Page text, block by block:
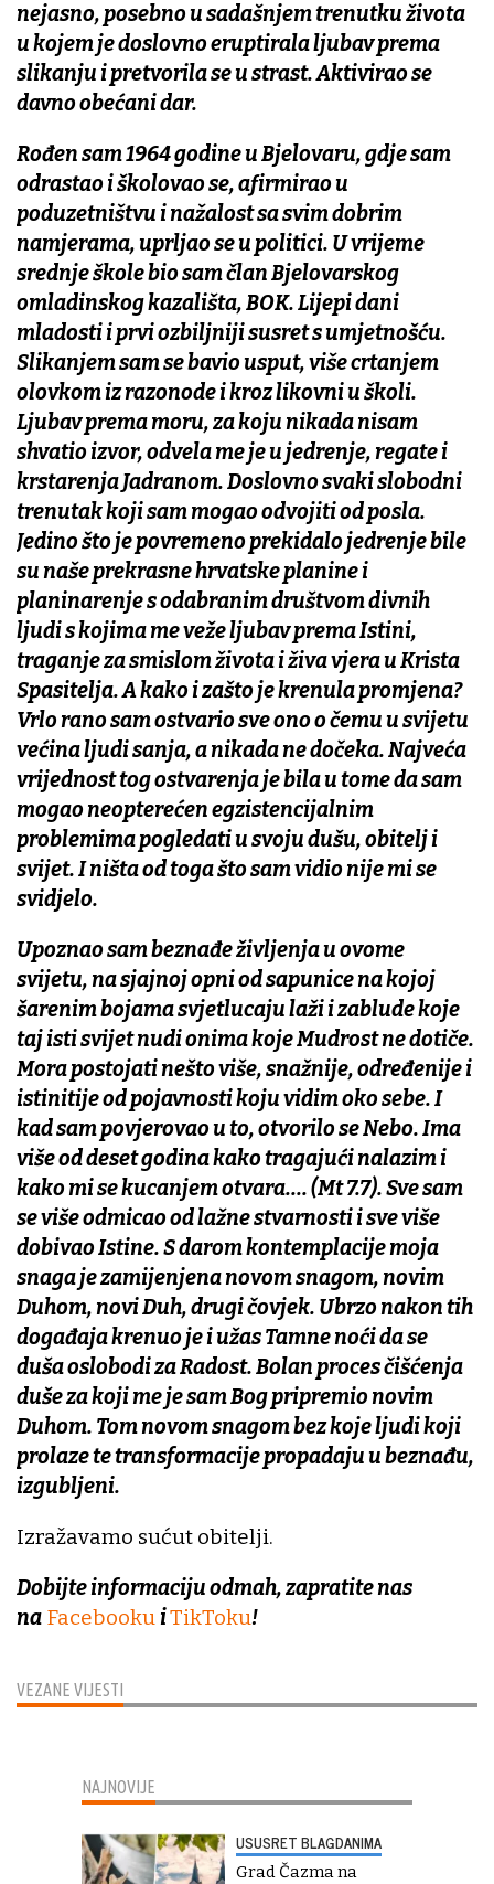
VEZANE VIJESTI
nejasno, posebno u sadašnjem trenutku života
u kojem je doslovno eruptirala ljubav prema
slikanju i pretvorila se u strast. Aktivirao se
davno obećani dar.
Rođen sam 1964 godine u Bjelovaru, gdje sam
odrastao i školovao se, afirmirao u
poduzetništvu i nažalost sa svim dobrim
namjerama, uprljao se u politici. U vrijeme
srednje škole bio sam član Bjelovarskog
omladinskog kazališta, BOK. Lijepi dani
mladosti i prvi ozbiljniji susret s umjetnošću.
Slikanjem sam se bavio usput, više crtanjem
olovkom iz razonode i kroz likovni u školi.
Ljubav prema moru, za koju nikada nisam
shvatio izvor, odvela me je u jedrenje, regate i
krstarenja Jadranom. Doslovno svaki slobodni
trenutak koji sam mogao odvojiti od posla.
Jedino što je povremeno prekidalo jedrenje bile
su naše prekrasne hrvatske planine i
planinarenje s odabranim društvom divnih
ljudi s kojima me veže ljubav prema Istini,
traganje za smislom života i živa vjera u Krista
Spasitelja. A kako i zašto je krenula promjena?
Vrlo rano sam ostvario sve ono o čemu u svijetu
većina ljudi sanja, a nikada ne dočeka. Najveća
vrijednost tog ostvarenja je bila u tome da sam
mogao neopterećen egzistencijalnim
problemima pogledati u svoju dušu, obitelj i
svijet. I ništa od toga što sam vidio nije mi se
svidjelo.
Upoznao sam beznađe življenja u ovome
svijetu, na sjajnoj opni od sapunice na kojoj
šarenim bojama svjetlucaju laži i zablude koje
taj isti svijet nudi onima koje Mudrost ne dotiče.
Mora postojati nešto više, snažnije, određenije i
istinitije od pojavnosti koju vidim oko sebe. I
kad sam povjerovao u to, otvorilo se Nebo. Ima
više od deset godina kako tragajući nalazim i
kako mi se kucanjem otvara.... (Mt 7.7). Sve sam
se više odmicao od lažne stvarnosti i sve više
dobivao Istine. S darom kontemplacije moja
snaga je zamijenjena novom snagom, novim
Duhom, novi Duh, drugi čovjek. Ubrzo nakon tih
događaja krenuo je i užas Tamne noći da se
duša oslobodi za Radost. Bolan proces čišćenja
duše za koji me je sam Bog pripremio novim
Duhom. Tom novom snagom bez koje ljudi koji
prolaze te transformacije propadaju u beznađu,
izgubljeni.
Izražavamo sućut obitelji.
Dobijte informaciju odmah, zapratite nas
na FacebookuiTikToku!
NAJNOVIJE
USUSRET BLAGDANIMA
Grad Čazma na